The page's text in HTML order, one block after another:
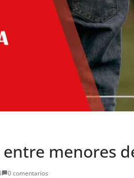
menores
0 comentarios